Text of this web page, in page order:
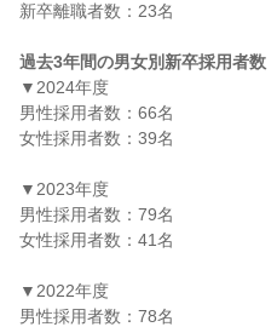
新卒離職者数：23名
過去3年間の男女別新卒採用者数
▼2024年度
男性採用者数：66名
女性採用者数：39名
▼2023年度
男性採用者数：79名
女性採用者数：41名
▼2022年度
男性採用者数：78名